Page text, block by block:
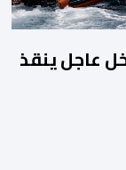
عاجل ينقذ